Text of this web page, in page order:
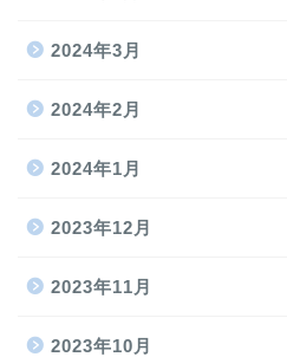
2024年3月
2024年2月
2024年1月
2023年12月
2023年11月
2023年10月